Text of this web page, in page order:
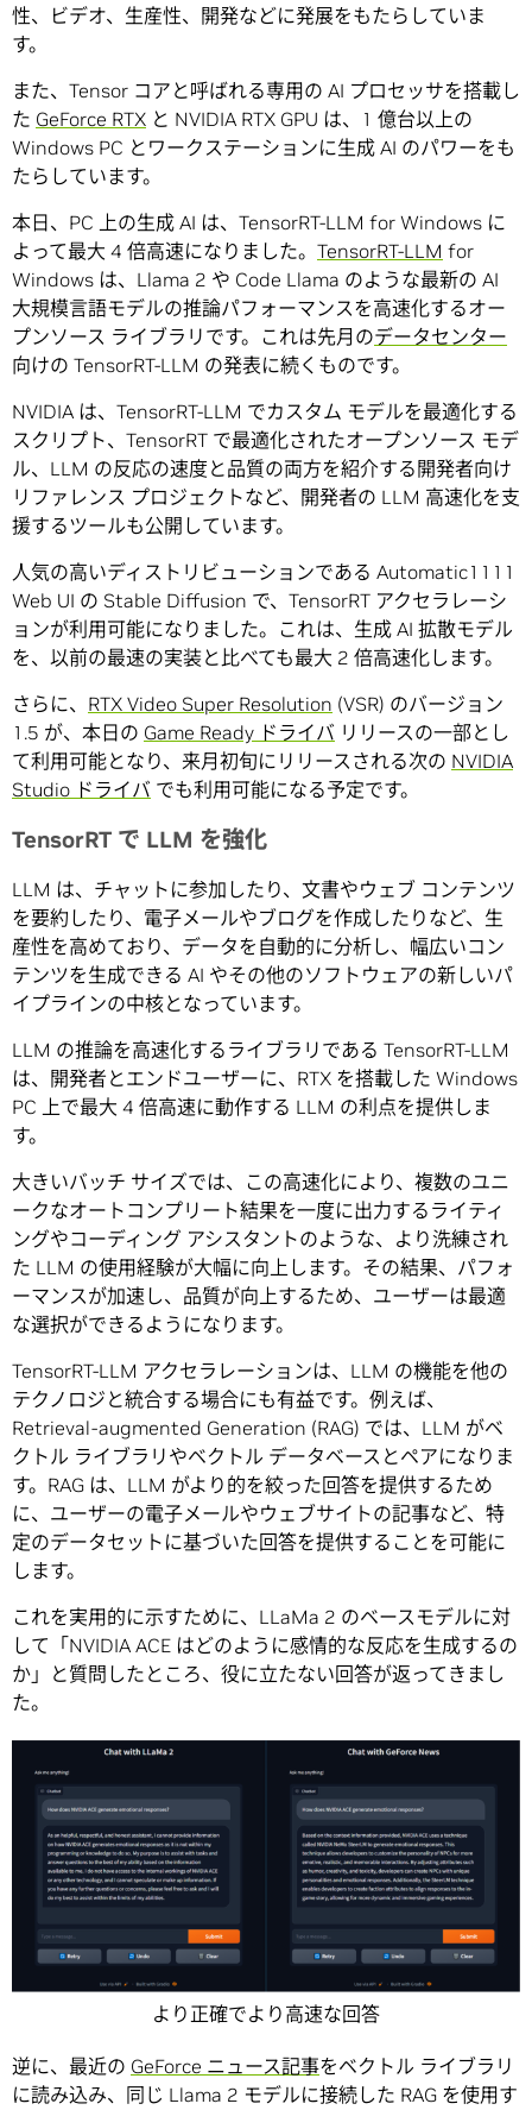
性、ビデオ、生産性、開発などに発展をもたらしていま
す。
また、Tensor コアと呼ばれる専用の AI プロセッサを搭載し
た GeForce RTX と NVIDIA RTX GPU は、1 億台以上の
Windows PC とワークステーションに生成 AI のパワーをも
たらしています。
本日、PC 上の生成 AI は、TensorRT-LLM for Windows に
よって最大 4 倍高速になりました。 TensorRT-LLM for
Windows は、Llama 2 や Code Llama のような最新の AI
大規模言語モデルの推論パフォーマンスを高速化するオー
プンソース ライブラリです。これは先月のデータセンター
向けの TensorRT-LLM の発表に続くものです。
NVIDIA は、TensorRT-LLM でカスタム モデルを最適化する
スクリプト、TensorRT で最適化されたオープンソース モデ
ル、LLM の反応の速度と品質の両方を紹介する開発者向け
リファレンス プロジェクトなど、開発者の LLM 高速化を支
援するツールも公開しています。
人気の高いディストリビューションである Automatic1111
Web UI の Stable Diffusion で、TensorRT アクセラレーシ
ョンが利用可能になりました。これは、生成 AI 拡散モデル
を、以前の最速の実装と比べても最大 2 倍高速化します。
さらに、 RTX Video Super Resolution (VSR) のバージョン
1.5 が、本日の Game Ready ドライバ リリースの一部とし
て利用可能となり、来月初旬にリリースされる次の NVIDIA
Studio ドライバ でも利用可能になる予定です。
TensorRT で LLM を強化
LLM は、チャットに参加したり、文書やウェブ コンテンツ
を要約したり、電子メールやブログを作成したりなど、生
産性を高めており、データを自動的に分析し、幅広いコン
テンツを生成できる AI やその他のソフトウェアの新しいパ
イプラインの中核となっています。
LLM の推論を高速化するライブラリである TensorRT-LLM
は、開発者とエンドユーザーに、RTX を搭載した Windows
PC 上で最大 4 倍高速に動作する LLM の利点を提供しま
す。
大きいバッチ サイズでは、この高速化により、複数のユニ
ークなオートコンプリート結果を一度に出力するライティ
ングやコーディング アシスタントのような、より洗練され
た LLM の使用経験が大幅に向上します。その結果、パフォ
ーマンスが加速し、品質が向上するため、ユーザーは最適
な選択ができるようになります。
TensorRT-LLM アクセラレーションは、LLM の機能を他の
テクノロジと統合する場合にも有益です。例えば、
Retrieval-augmented Generation (RAG) では、LLM がベ
クトル ライブラリやベクトル データベースとペアになりま
す。RAG は、LLM がより的を絞った回答を提供するため
に、ユーザーの電子メールやウェブサイトの記事など、特
定のデータセットに基づいた回答を提供することを可能に
します。
これを実用的に示すために、LLaMa 2 のベースモデルに対
して「NVIDIA ACE はどのように感情的な反応を生成するの
か」と質問したところ、役に立たない回答が返ってきまし
た。
より正確でより高速な回答
逆に、最近の GeForce ニュース記事をベクトル ライブラリ
に読み込み、同じ Llama 2 モデルに接続した RAG を使用す